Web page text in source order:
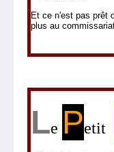
Et ce n'est pas prêt
plus au
Le Petit